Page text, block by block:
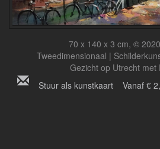
70 x 140 x 3 cm, ©
Tweedimensionaal |
Gezicht op Utrecht met
Stuur als kunstkaart Vanaf €